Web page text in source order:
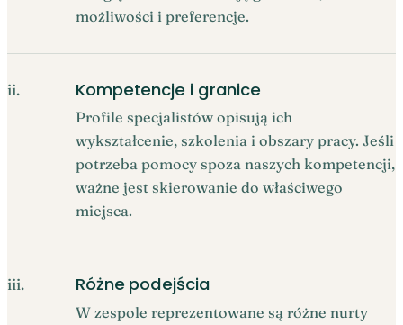
możliwości i preferencje.
ii. Kompetencje i granice
Profile specjalistów opisują ich
wykształcenie, szkolenia i obszary pracy. Jeśli
potrzeba pomocy spoza naszych kompetencji,
ważne jest skierowanie do właściwego
miejsca.
iii. Różne podejścia
W zespole reprezentowane są różne nurty